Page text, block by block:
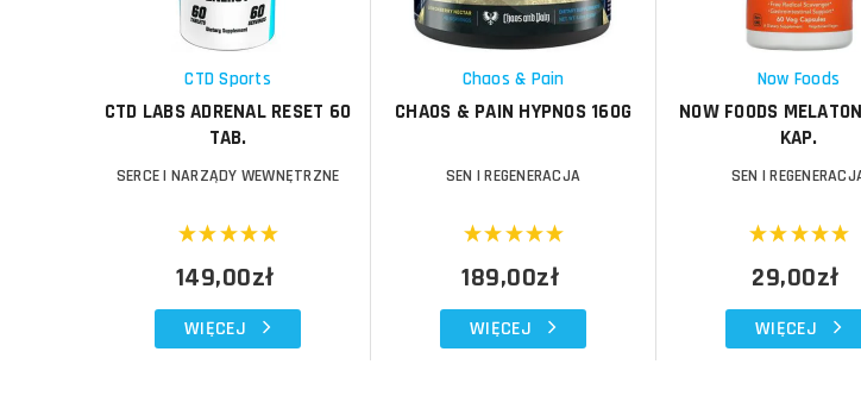
CTD Sports
CTD LABS ADRENAL RESET 60
TAB.
SERCE I NARZĄDY WEWNĘTRZNE
149,00zł
WIĘCEJ
Chaos & Pain
CHAOS & PAIN HYPNOS 160G
SEN I REGENERACJA
189,00zł
WIĘCEJ
Now Foods
NOW FOODS
KAP.
SEN I
29,00zł
WIĘCEJ